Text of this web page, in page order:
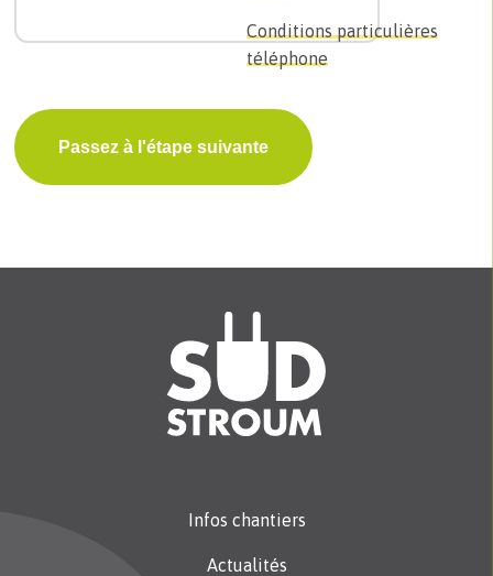
Conditions particulières
téléphone
Infos chantiers
Actualités